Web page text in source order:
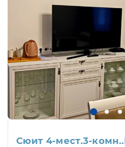
Сюит 4-мест.3-